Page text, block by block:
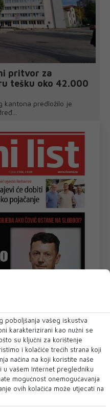
pritvor za
tešku oko 42.000
kantona predložilo je
poboljšanja vašeg iskustva
karakterizirani kao nužni se
su ključni za korištenje
i kolačiće trećih strana koji
načina na koji koristite naše
u vašem Internet pregledniku
mogućnost onemogućavanja
ovih kolačića može utjecati na